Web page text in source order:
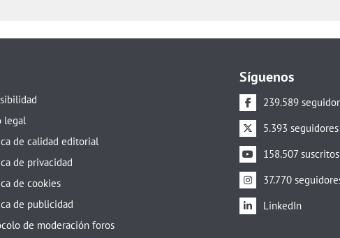
legal
de calidad editorial
de privacidad
de cookies
de publicidad
de moderación foros
Síguenos
239.589
5.393 seguidores
158.507 suscritos
37.770
LinkedIn